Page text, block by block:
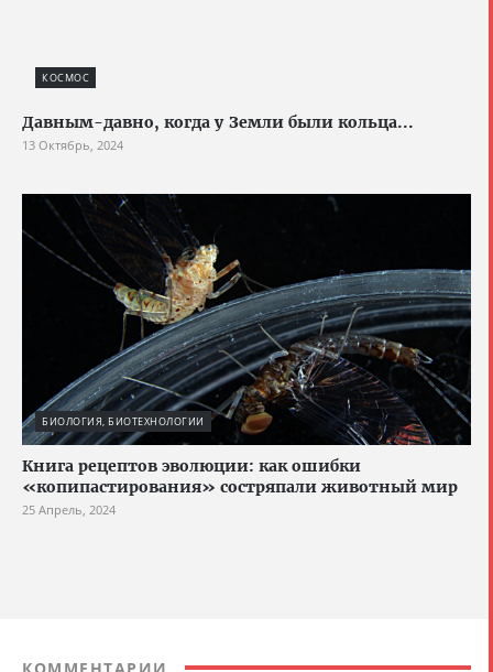
КОСМОС
Давным-давно, когда у Земли были кольца...
13 Октябрь, 2024
БИОЛОГИЯ, БИОТЕХНОЛОГИИ
Книга рецептов эволюции: как ошибки
«копипастирования» состряпали животный мир
25 Апрель, 2024